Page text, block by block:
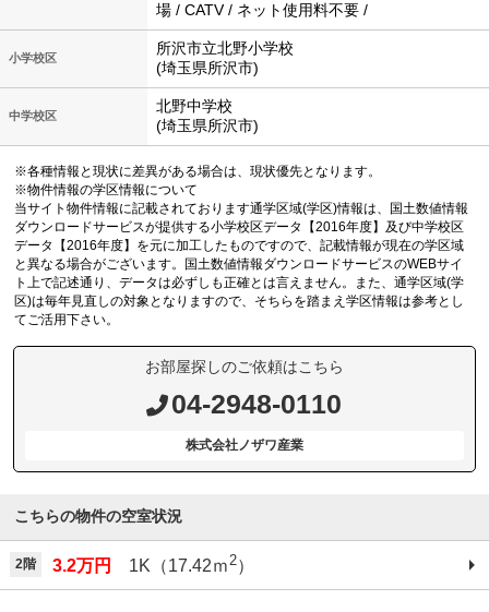
場 / CATV / ネット使用料不要 /
小学校区
所沢市立北野小学校
(埼玉県所沢市)
中学校区
北野中学校
(埼玉県所沢市)
※各種情報と現状に差異がある場合は、現状優先となります。
※物件情報の学区情報について
当サイト物件情報に記載されております通学区域(学区)情報は、国土数値情報
ダウンロードサービスが提供する小学校区データ【2016年度】及び中学校区
データ【2016年度】を元に加工したものですので、記載情報が現在の学区域
と異なる場合がございます。国土数値情報ダウンロードサービスのWEBサイ
ト上で記述通り、データは必ずしも正確とは言えません。また、通学区域(学
区)は毎年見直しの対象となりますので、そちらを踏まえ学区情報は参考とし
てご活用下さい。
お部屋探しのご依頼はこちら
04-2948-0110
株式会社ノザワ産業
こちらの物件の空室状況
2階 3.2万円 1K（17.42ｍ2）